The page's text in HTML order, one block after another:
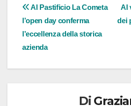
Navigazione
articoli
Al
dei
Al Pastificio La Cometa
l’open day conferma
l’eccellenza della storica
azienda
Di